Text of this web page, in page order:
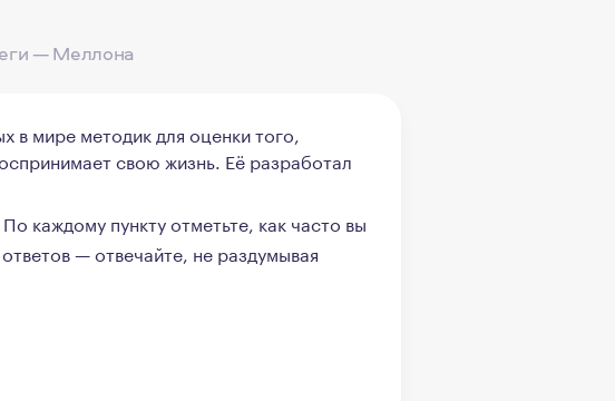
— Меллона
в мире методик для оценки того,
свою жизнь. Её разработал
каждому пункту отметьте, как часто вы
— отвечайте, не раздумывая